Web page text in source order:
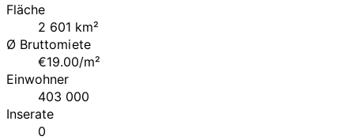
Fläche
2 601 km²
Ø Bruttomiete
€19.00/m²
Einwohner
403 000
Inserate
0